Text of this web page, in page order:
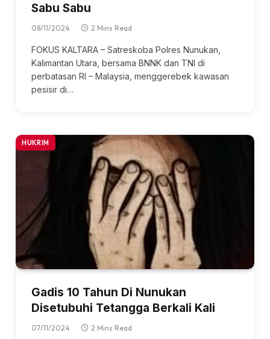
Sabu Sabu
08/11/2024 2 Mins Read
FOKUS KALTARA – Satreskoba Polres Nunukan,
Kalimantan Utara, bersama BNNK dan TNI di
perbatasan RI – Malaysia, menggerebek kawasan
pesisir di…
HUKRIM
Gadis 10 Tahun Di Nunukan
Disetubuhi Tetangga Berkali Kali
07/11/2024 2 Mins Read